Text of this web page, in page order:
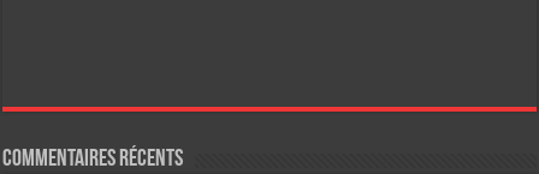
Commentaires récents